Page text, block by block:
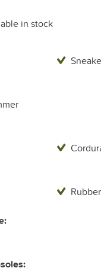
in stock
Rubber